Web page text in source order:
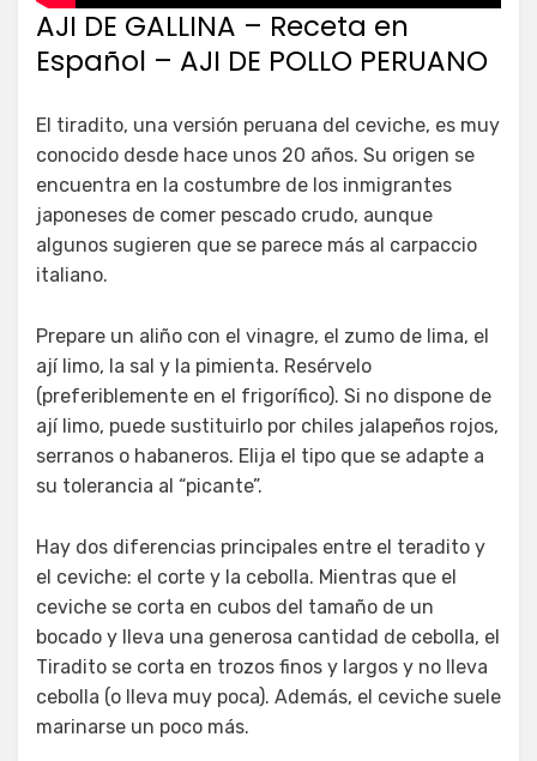
AJI DE GALLINA – Receta en
Español – AJI DE POLLO PERUANO
El tiradito, una versión peruana del ceviche, es muy
conocido desde hace unos 20 años. Su origen se
encuentra en la costumbre de los inmigrantes
japoneses de comer pescado crudo, aunque
algunos sugieren que se parece más al carpaccio
italiano.
Prepare un aliño con el vinagre, el zumo de lima, el
ají limo, la sal y la pimienta. Resérvelo
(preferiblemente en el frigorífico). Si no dispone de
ají limo, puede sustituirlo por chiles jalapeños rojos,
serranos o habaneros. Elija el tipo que se adapte a
su tolerancia al “picante”.
Hay dos diferencias principales entre el teradito y
el ceviche: el corte y la cebolla. Mientras que el
ceviche se corta en cubos del tamaño de un
bocado y lleva una generosa cantidad de cebolla, el
Tiradito se corta en trozos finos y largos y no lleva
cebolla (o lleva muy poca). Además, el ceviche suele
marinarse un poco más.